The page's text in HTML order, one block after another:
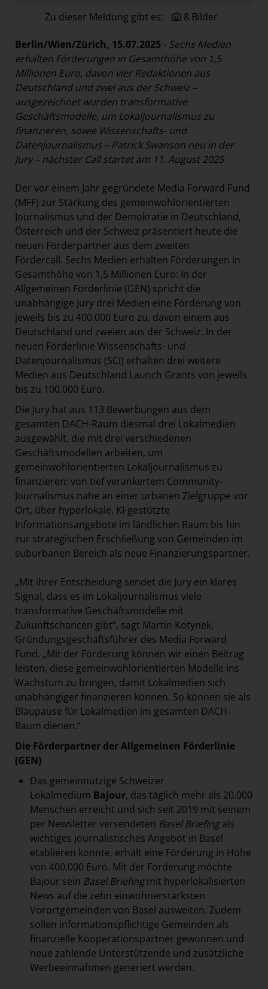
section.d
Swiss Life Select
The Companion
The Hoxton
Unibail-Rodamco-Westfield
Vöslauer
NMK
MEDIA
KONTAKT
Zu dieser Meldung gibt es: 8 Bilder
Berlin/Wien/Zürich, 15.07.2025 - Sechs Medien
erhalten Förderungen in Gesamthöhe von 1,5
Millionen Euro, davon vier Redaktionen aus
Deutschland und zwei aus der Schweiz –
ausgezeichnet wurden transformative
Geschäftsmodelle, um Lokaljournalismus zu
finanzieren, sowie Wissenschafts- und
Datenjournalismus – Patrick Swanson neu in der
Jury – nächster Call startet am 11. August 2025
Der vor einem Jahr gegründete Media Forward Fund
(MFF) zur Stärkung des gemeinwohlorientierten
Journalismus und der Demokratie in Deutschland,
Österreich und der Schweiz präsentiert heute die
neuen Förderpartner aus dem zweiten
Fördercall. Sechs Medien erhalten Förderungen in
Gesamthöhe von 1,5 Millionen Euro: In der
Allgemeinen Förderlinie (GEN) spricht die
unabhängige Jury drei Medien eine Förderung von
jeweils bis zu 400.000 Euro zu, davon einem aus
Deutschland und zweien aus der Schweiz. In der
neuen Förderlinie Wissenschafts- und
Datenjournalismus (SCI) erhalten drei weitere
Medien aus Deutschland Launch Grants von jeweils
bis zu 100.000 Euro.
Die Jury hat aus 113 Bewerbungen aus dem
gesamten DACH-Raum diesmal drei Lokalmedien
ausgewählt, die mit drei verschiedenen
Geschäftsmodellen arbeiten, um
gemeinwohlorientierten Lokaljournalismus zu
finanzieren: von tief verankertem Community-
Journalismus nahe an einer urbanen Zielgruppe vor
Ort, über hyperlokale, KI-gestützte
Informationsangebote im ländlichen Raum bis hin
zur strategischen Erschließung von Gemeinden im
suburbanen Bereich als neue Finanzierungspartner.
„Mit ihrer Entscheidung sendet die Jury ein klares
Signal, dass es im Lokaljournalismus viele
transformative Geschäftsmodelle mit
Zukunftschancen gibt“, sagt Martin Kotynek,
Gründungsgeschäftsführer des Media Forward
Fund. „Mit der Förderung können wir einen Beitrag
leisten, diese gemeinwohlorientierten Modelle ins
Wachstum zu bringen, damit Lokalmedien sich
unabhängiger finanzieren können. So können sie als
Blaupause für Lokalmedien im gesamten DACH-
Raum dienen.“
Die Förderpartner der Allgemeinen Förderlinie
(GEN)
Das gemeinnützige Schweizer
Lokalmedium Bajour, das täglich mehr als 20.000
Menschen erreicht und sich seit 2019 mit seinem
per Newsletter versendeten Basel Briefingals
wichtiges journalistisches Angebot in Basel
etablieren konnte, erhält eine Förderung in Höhe
von 400.000 Euro. Mit der Förderung möchte
Bajour sein Basel Briefingmit hyperlokalisierten
News auf die zehn einwohnerstärksten
Vorortgemeinden von Basel ausweiten. Zudem
sollen informationspflichtige Gemeinden als
finanzielle Kooperationspartner gewonnen und
neue zahlende Unterstützende und zusätzliche
Werbeeinnahmen generiert werden.